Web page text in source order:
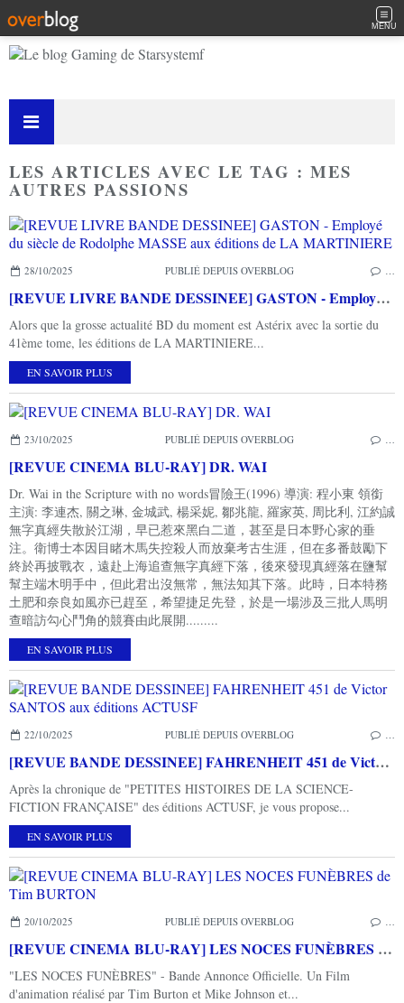
MENU
LES ARTICLES AVEC LE TAG : MES
AUTRES PASSIONS
28/10/2025 PUBLIÉ DEPUIS OVERBLOG
[REVUE LIVRE BANDE DESSINEE] GASTON - Employé du siècle de Rodolphe MASSE aux éditions de LA MARTINIERE
Alors que la grosse actualité BD du moment est Astérix avec la sortie du
41ème tome, les éditions de LA MARTINIERE...
EN SAVOIR PLUS
23/10/2025 PUBLIÉ DEPUIS OVERBLOG
[REVUE CINEMA BLU-RAY] DR. WAI
Dr. Wai in the Scripture with no words冒險王(1996) 導演: 程小東 領銜
主演: 李連杰, 關之琳, 金城武, 楊采妮, 鄒兆龍, 羅家英, 周比利, 江約誠
無字真經失散於江湖，早已惹來黑白二道，甚至是日本野心家的垂
注。衛博士本因目睹木馬失控殺人而放棄考古生涯，但在多番鼓勵下
終於再披戰衣，遠赴上海追查無字真經下落，後來發現真經落在鹽幫
幫主端木明手中，但此君出沒無常，無法知其下落。此時，日本特務
土肥和奈良如風亦已趕至，希望捷足先登，於是一場涉及三批人馬明
查暗訪勾心鬥角的競賽由此展開.........
EN SAVOIR PLUS
22/10/2025 PUBLIÉ DEPUIS OVERBLOG
[REVUE BANDE DESSINEE] FAHRENHEIT 451 de Victor SANTOS aux éditions ACTUSF
Après la chronique de "PETITES HISTOIRES DE LA SCIENCE-
FICTION FRANÇAISE" des éditions ACTUSF, je vous propose...
EN SAVOIR PLUS
20/10/2025 PUBLIÉ DEPUIS OVERBLOG
[REVUE CINEMA BLU-RAY] LES NOCES FUNÈBRES de Tim BURTON
"LES NOCES FUNÈBRES" - Bande Annonce Officielle. Un Film
d'animation réalisé par Tim Burton et Mike Johnson et...